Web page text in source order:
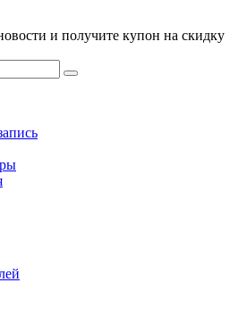
и получите купон на скидку